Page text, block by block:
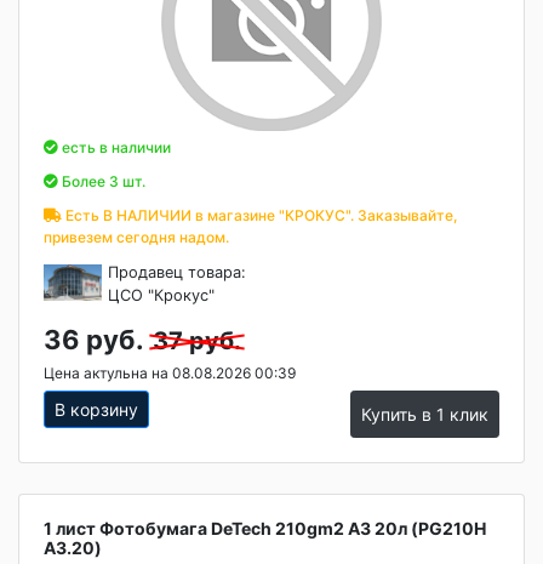
есть в наличии
Более 3 шт.
Есть В НАЛИЧИИ в магазине "КРОКУС". Заказывайте,
привезем сегодня надом.
Продавец товара:
ЦСО "Крокус"
36 руб. 37 руб.
Цена актульна на 08.08.2026 00:39
В корзину Купить в 1 клик
1 лист Фотобумага DeTech 210gm2 A3 20л (PG210H
A3.20)